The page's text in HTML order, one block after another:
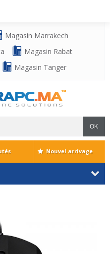
Magasin Marrakech
Magasin Rabat
Magasin Tanger
OK
Nouvel arrivage